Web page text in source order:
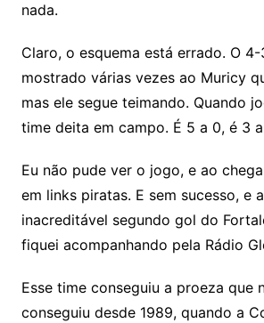
nada.
Claro, o esquema está errado. O
mostrado várias vezes ao Muricy
mas ele segue teimando. Quando
time deita em campo. É 5 a 0, é 3
Eu não pude ver o jogo, e ao
em links piratas. E sem sucesso, e
inacreditável segundo gol do
fiquei acompanhando pela Rádio
Esse time conseguiu a proeza que
conseguiu desde 1989, quando a